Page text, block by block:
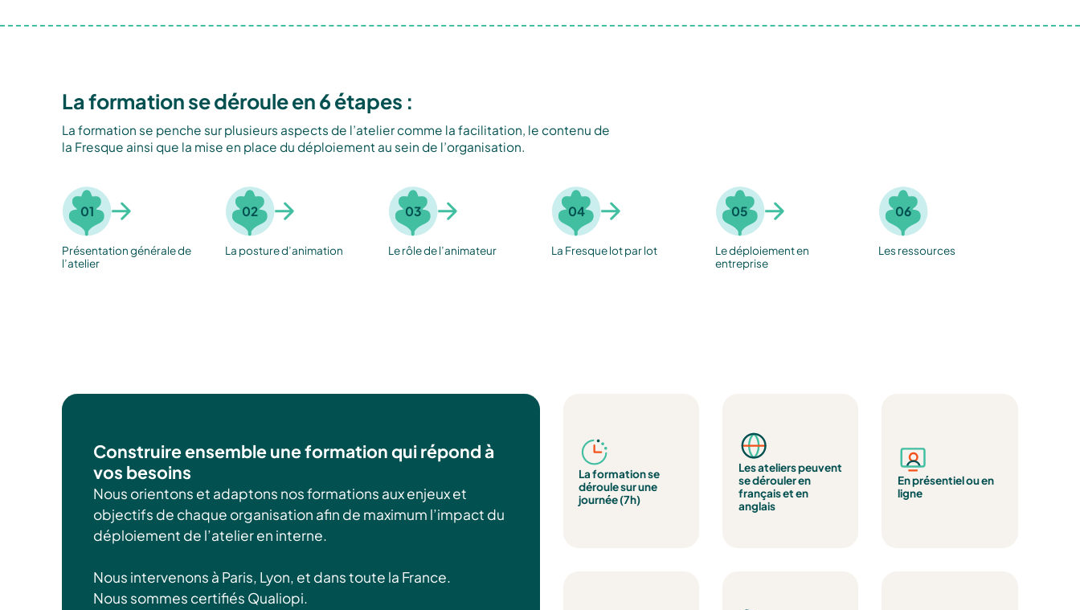
La formation se déroule en 6 étapes :
La formation se penche sur plusieurs aspects de l’atelier comme la facilitation, le contenu de
la Fresque ainsi que la mise en place du déploiement au sein de l’organisation.
01
Présentation générale de
l’atelier
02
La posture d’animation
03
Le rôle de l’animateur
04
La Fresque lot par lot
05
Le déploiement en
entreprise
06
Les ressources
Construire ensemble une formation qui répond à
vos besoins
Nous orientons et adaptons nos formations aux enjeux et
objectifs de chaque organisation afin de maximum l’impact du
déploiement de l’atelier en interne.
Nous intervenons à Paris, Lyon, et dans toute la France.
Nous sommes certifiés Qualiopi.
La formation se
déroule sur une
journée (7h)
Les ateliers peuvent
se dérouler en
français et en
anglais
En présentiel ou en
ligne